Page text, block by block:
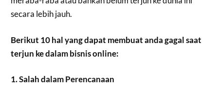
secara lebih jauh.
Berikut 10 hal yang dapat membuat anda gagal saat
terjun ke dalam bisnis online:
1. Salah dalam Perencanaan